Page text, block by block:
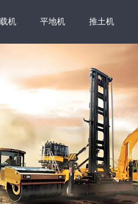
机 平地机 推土机